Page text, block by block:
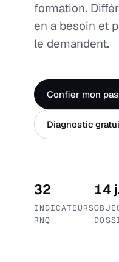
formation.
en a besoin et
le demandent.
Confier mon
Diagnostic
32
INDICATEURS
RNQ
14